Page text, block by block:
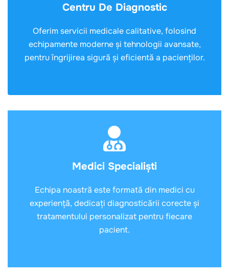
Centru De Diagnostic
Oferim servicii medicale calitative, folosind
echipamente moderne și tehnologii avansate,
pentru îngrijirea sigură și eficientă a pacienților.
Medici Specialiști
Echipa noastră este formată din medici cu
experiență, dedicați diagnosticării corecte și
tratamentului personalizat pentru fiecare
pacient.